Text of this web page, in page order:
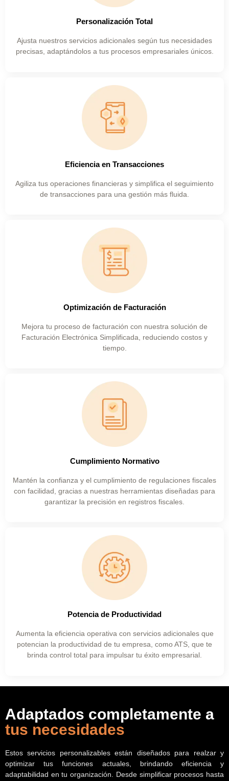
Personalización Total
Ajusta nuestros servicios adicionales según tus necesidades
precisas, adaptándolos a tus procesos empresariales únicos.
Eficiencia en Transacciones
Agiliza tus operaciones financieras y simplifica el seguimiento
de transacciones para una gestión más fluida.
Optimización de Facturación
Mejora tu proceso de facturación con nuestra solución de
Facturación Electrónica Simplificada, reduciendo costos y
tiempo.
Cumplimiento Normativo
Mantén la confianza y el cumplimiento de regulaciones fiscales
con facilidad, gracias a nuestras herramientas diseñadas para
garantizar la precisión en registros fiscales.
Potencia de Productividad
Aumenta la eficiencia operativa con servicios adicionales que
potencian la productividad de tu empresa, como ATS, que te
brinda control total para impulsar tu éxito empresarial.
Adaptados completamente a
tus necesidades
Estos servicios personalizables están diseñados para realzar y
optimizar tus funciones actuales, brindando eficiencia y
adaptabilidad en tu organización. Desde simplificar procesos hasta
PAC-ERP® Asistente